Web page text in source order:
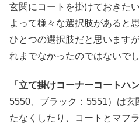
玄関にコートを掛けておきた
よって様々な選択肢があると
ひとつの選択肢だと思います
れまでなかったのではないでし
「立て掛けコーナーコートハ
5550、ブラック：5551）は
たなくしたり、コートとマフ